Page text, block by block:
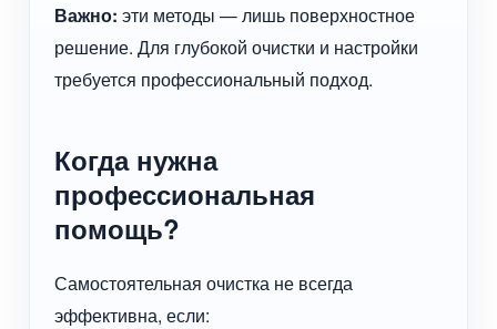
Важно: эти методы — лишь поверхностное
решение. Для глубокой очистки и настройки
требуется профессиональный подход.
Когда нужна
профессиональная
помощь?
Самостоятельная очистка не всегда
эффективна, если: